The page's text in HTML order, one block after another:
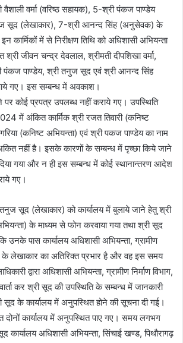
वर्मा (वरिष्ठ सहायक), 5-श्री पंकज पाण्डेय
सूद (लेखाकार), 7-श्री आनन्द सिंह (अनुसेवक) के
कार्मिकों में से निरीक्षण तिथि को अधिशासी अभियन्ता
जीवन चन्द्र देवलाल, श्रीमती दीपशिखा वर्मा,
पंकज पाण्डेय, श्री तनुज सूद एवं श्री आनन्द सिंह
गए। इस सम्बन्ध में अवकाश।
पर कोई प्रपत्र उपलब्ध नहीं कराये गए। उपस्थिति
में अंकित कार्मिक श्री रजत तिवारी (कनिष्ट
(कनिष्ट अभियन्ता) एवं श्री पकज पाण्डेय का नाम
नहीं है। इसके कारणों के सम्बन्ध में पृच्छा किये जाने
गया और न ही इस सम्बन्ध में कोई स्थानान्तरण आदेश
गए।
सूद (लेखाकार) को कार्यालय में बुलाये जाने हेतु श्री
के माध्यम से फोन करवाया गया तथा श्री सूद
उनके पास कार्यालय अधिशासी अभियन्ता, ग्रामीण
के लेखाकार का अतिरिक्त प्रभार है और वह इस समय
द्वारा अधिशासी अभियन्ता, ग्रामीण निर्माण विभाग,
कर श्री सूद की उपस्थिति के सम्बन्ध में जानकारी
सूद के कार्यालय में अनुपस्थित होने की सूचना दी गई।
दोनों कार्यालय में अनुपस्थित पाए गए। समय लगभग
अधिशासी अभियन्ता, सिंचाई खण्ड, पिथौरागढ़